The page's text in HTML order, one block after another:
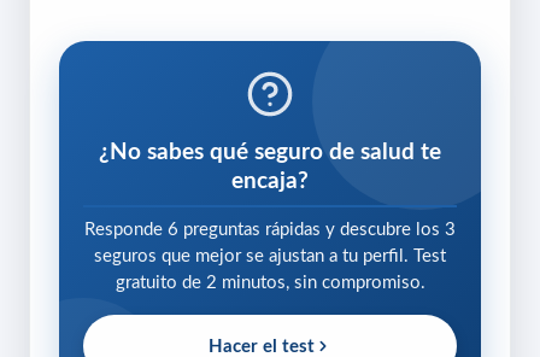
¿No sabes qué seguro de salud te
encaja?
Responde 6 preguntas rápidas y descubre los 3
seguros que mejor se ajustan a tu perfil. Test
gratuito de 2 minutos, sin compromiso.
Hacer el test